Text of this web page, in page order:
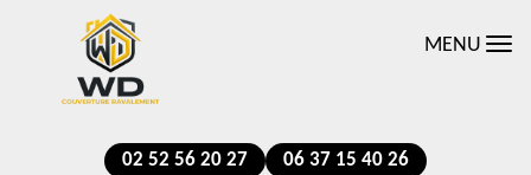
MENU
02 52 56 20 27 06 37 15 40 26